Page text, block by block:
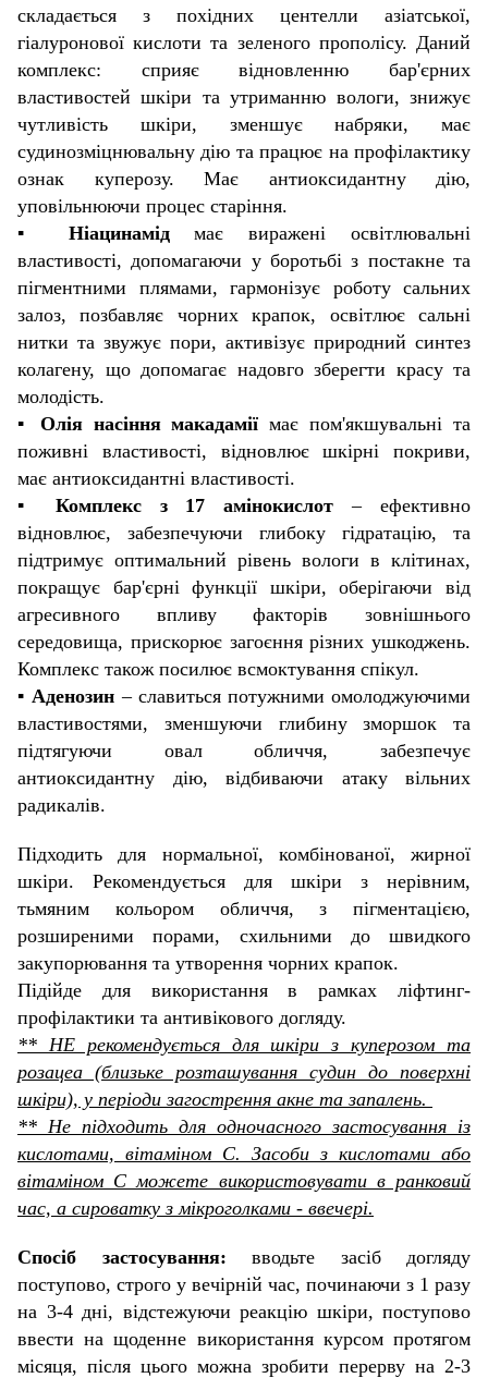
складається з похідних центелли азіатської,
гіалуронової кислоти та зеленого прополісу. Даний
комплекс: сприяє відновленню бар'єрних
властивостей шкіри та утриманню вологи, знижує
чутливість шкіри, зменшує набряки, має
судинозміцнювальну дію та працює на профілактику
ознак куперозу. Має антиоксидантну дію,
уповільнюючи процес старіння.
▪️
Ніацинамід
має виражені освітлювальні
властивості, допомагаючи у боротьбі з постакне та
пігментними плямами, гармонізує роботу сальних
залоз, позбавляє чорних крапок, освітлює сальні
нитки та звужує пори, активізує природний синтез
колагену, що допомагає надовго зберегти красу та
молодість.
▪️
Олія насіння макадамії має пом'якшувальні та
поживні властивості, відновлює шкірні покриви,
має антиоксидантні властивості.
▪️
Комплекс з 17 амінокислот
– ефективно
відновлює, забезпечуючи глибоку гідратацію, та
підтримує оптимальний рівень вологи в клітинах,
покращує бар'єрні функції шкіри, оберігаючи від
агресивного впливу факторів зовнішнього
середовища, прискорює загоєння різних ушкоджень.
Комплекс також посилює всмоктування спікул.
▪️ Аденозин – славиться потужними омолоджуючими
властивостями, зменшуючи глибину зморшок та
підтягуючи овал обличчя, забезпечує
антиоксидантну дію, відбиваючи атаку вільних
радикалів.
Підходить для нормальної, комбінованої, жирної
шкіри. Рекомендується для шкіри з нерівним,
тьмяним кольором обличчя, з пігментацією,
розширеними порами, схильними до швидкого
закупорювання та утворення чорних крапок.
Підійде для використання в рамках ліфтинг-
профілактики та антивікового догляду.
** НЕ рекомендується для шкіри з куперозом та
розацеа (близьке розташування судин до поверхні
шкіри), у періоди загострення акне та запалень.
** Не підходить для одночасного застосування із
кислотами, вітаміном С. Засоби з кислотами або
вітаміном С можете використовувати в ранковий
час, а сироватку з мікроголками - ввечері.
Спосіб застосування:
вводьте засіб догляду
поступово, строго у вечірній час, починаючи з 1 разу
на 3-4 дні, відстежуючи реакцію шкіри, поступово
ввести на щоденне використання курсом протягом
місяця, після цього можна зробити перерву на 2-3